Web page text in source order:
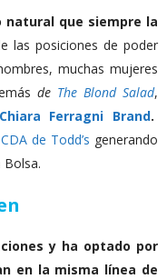
natural que siempre la
las posiciones de poder
muchas mujeres
de The Blond Salad,
Chiara Ferragni Brand.
CDA de Todd’s generando
y ha optado por
en la misma línea de